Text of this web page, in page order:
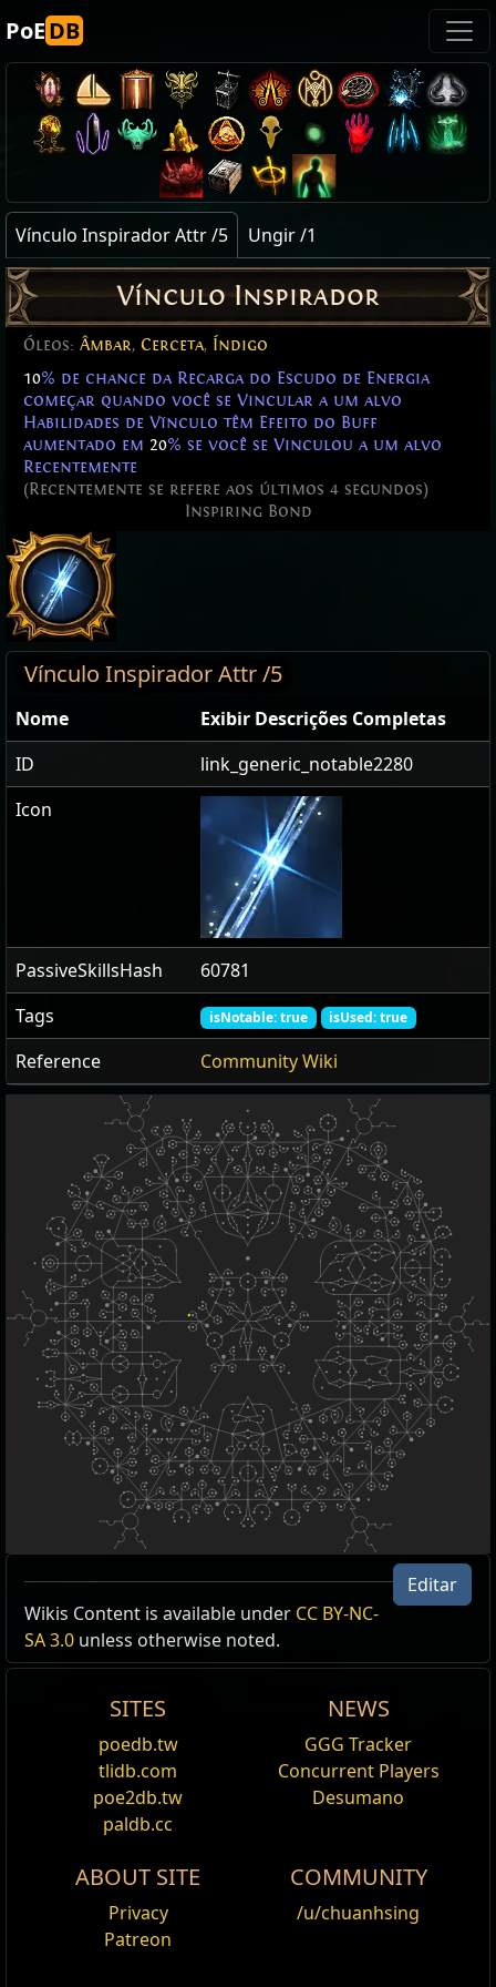
PoEDB
Vínculo Inspirador Attr /5 Ungir /1
Vínculo Inspirador
Óleos: Âmbar, Cerceta, Índigo
10% de chance da Recarga do Escudo de Energia
começar quando você se Vincular a um alvo
Habilidades de Vïnculo têm Efeito do Buff
aumentado em 20% se você se Vinculou a um alvo
Recentemente
(Recentemente se refere aos últimos 4 segundos)
Inspiring Bond
Vínculo Inspirador Attr /5
Nome
Exibir Descrições Completas
ID
link_generic_notable2280
Icon
PassiveSkillsHash
60781
Tags
isNotable: true isUsed: true
Reference Community Wiki
Type Items
Result
unico,
Óleo
Óleo
Cerceta
Óleo
Índigo
Vínculo Inspirador
Escudo de Energia começar
quando você se Vincular a um
Recentemente
(Recentemente se refere aos
Editar
Wikis Content is available under CC BY-NC-
SA 3.0 unless otherwise noted.
SITES
poedb.tw
tlidb.com
poe2db.tw
paldb.cc
NEWS
GGG Tracker
Concurrent Players
Desumano
ABOUT SITE
Privacy
Patreon
COMMUNITY
/u/chuanhsing